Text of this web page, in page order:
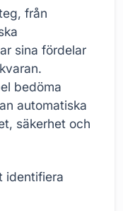
från
sina fördelar
bedöma
automatiska
säkerhet och
identifiera